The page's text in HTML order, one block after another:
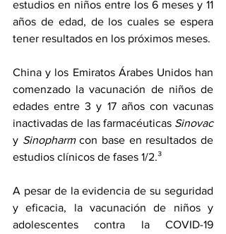
estudios en niños entre los 6 meses y 11
años de edad, de los cuales se espera
tener resultados en los próximos meses.
China y los Emiratos Árabes Unidos han
comenzado la vacunación de niños de
edades entre 3 y 17 años con vacunas
inactivadas de las farmacéuticas
Sinovac
y Sinopharm con base en resultados de
estudios clínicos de fases 1/2.³
A pesar de la evidencia de su seguridad
y eficacia, la vacunación de niños y
adolescentes contra la COVID-19